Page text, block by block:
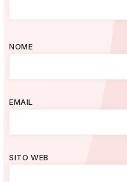
NOME
EMAIL
SITO WEB